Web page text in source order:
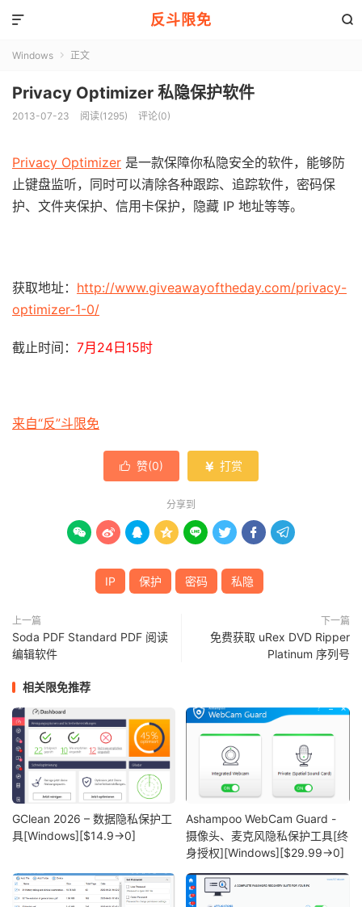
反斗限免 

Windows  正文
Privacy Optimizer 私隐保护软件
2013-07-23 阅读(1295) 评论(0)
Privacy Optimizer 是一款保障你私隐安全的软件，能够防
止键盘监听，同时可以清除各种跟踪、追踪软件，密码保
护、文件夹保护、信用卡保护，隐藏 IP 地址等等。
获取地址： http://www.giveawayoftheday.com/privacy-
optimizer-1-0/
截止时间： 7月24日15时
来自“反”斗限免
 赞(0)  打赏
分享到
       
IP 保护 密码 私隐
上一篇
Soda PDF Standard PDF 阅读
编辑软件
下一篇
免费获取 uRex DVD Ripper
Platinum 序列号
相关限免推荐
GClean 2026 – 数据隐私保护工
具[Windows][$14.9→0]
Ashampoo WebCam Guard -
摄像头、麦克风隐私保护工具[终
身授权][Windows][$29.99→0]